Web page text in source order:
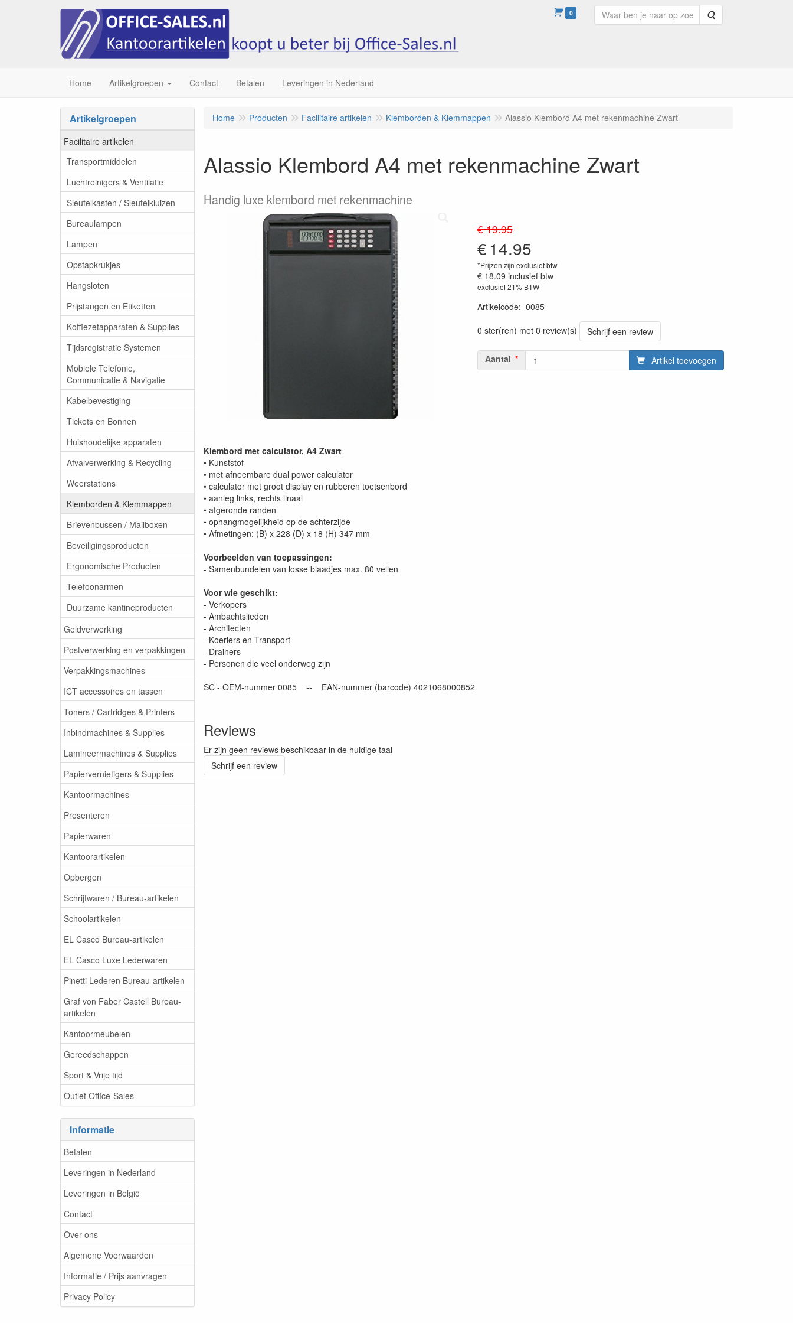
0 Zoeken
Home Artikelgroepen Contact Betalen Leveringen in Nederland
Artikelgroepen
Facilitaire artikelen
Transportmiddelen
Luchtreinigers & Ventilatie
Sleutelkasten / Sleutelkluizen
Bureaulampen
Lampen
Opstapkrukjes
Hangsloten
Prijstangen en Etiketten
Koffiezetapparaten & Supplies
Tijdsregistratie Systemen
Mobiele Telefonie,
Communicatie & Navigatie
Kabelbevestiging
Tickets en Bonnen
Huishoudelijke apparaten
Afvalverwerking & Recycling
Weerstations
Klemborden & Klemmappen
Brievenbussen / Mailboxen
Beveiligingsproducten
Ergonomische Producten
Telefoonarmen
Duurzame kantineproducten
Geldverwerking
Postverwerking en verpakkingen
Verpakkingsmachines
ICT accessoires en tassen
Toners / Cartridges & Printers
Inbindmachines & Supplies
Lamineermachines & Supplies
Papiervernietigers & Supplies
Kantoormachines
Presenteren
Papierwaren
Kantoorartikelen
Opbergen
Schrijfwaren / Bureau-artikelen
Schoolartikelen
EL Casco Bureau-artikelen
EL Casco Luxe Lederwaren
Pinetti Lederen Bureau-artikelen
Graf von Faber Castell Bureau-
artikelen
Kantoormeubelen
Gereedschappen
Sport & Vrije tijd
Outlet Office-Sales
Informatie
Betalen
Leveringen in Nederland
Leveringen in België
Contact
Over ons
Algemene Voorwaarden
Informatie / Prijs aanvragen
Privacy Policy
Home Producten Facilitaire artikelen Klemborden & Klemmappen Alassio Klembord A4 met rekenmachine Zwart
Alassio Klembord A4 met rekenmachine Zwart
Handig luxe klembord met rekenmachine
€ 19.95
€14.95
*Prijzen zijn exclusief btw
€ 18.09 inclusief btw
exclusief 21% BTW
Artikelcode: 0085
0 ster(ren) met 0 review(s)
Schrijf een review
Aantal Artikel toevoegen
Klembord met calculator, A4 Zwart
• Kunststof
• met afneembare dual power calculator
• calculator met groot display en rubberen toetsenbord
• aanleg links, rechts linaal
• afgeronde randen
• ophangmogelijkheid op de achterzijde
• Afmetingen: (B) x 228 (D) x 18 (H) 347 mm
Voorbeelden van toepassingen:
- Samenbundelen van losse blaadjes max. 80 vellen
Voor wie geschikt:
- Verkopers
- Ambachtslieden
- Architecten
- Koeriers en Transport
- Drainers
- Personen die veel onderweg zijn
SC - OEM-nummer 0085 -- EAN-nummer (barcode) 4021068000852
Reviews
Er zijn geen reviews beschikbaar in de huidige taal
Schrijf een review